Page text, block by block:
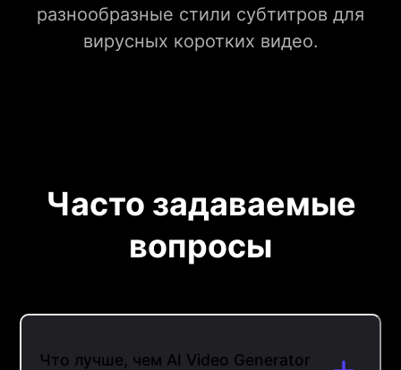
разнообразные стили субтитров для
вирусных коротких видео.
Часто задаваемые
вопросы
Что лучше, чем AI Video Generator